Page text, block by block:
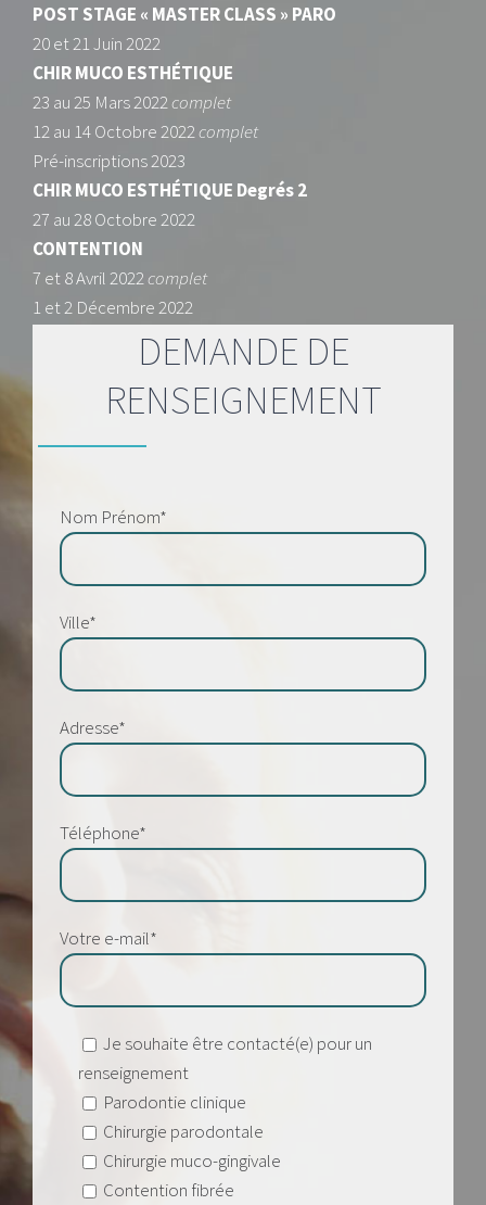
POST STAGE « MASTER CLASS » PARO
20 et 21 Juin 2022
CHIR MUCO ESTHÉTIQUE
23 au 25 Mars 2022complet
12 au 14 Octobre 2022complet
Pré-inscriptions 2023
CHIR MUCO ESTHÉTIQUE Degrés2
27 au 28 Octobre 2022
CONTENTION
7 et 8 Avril 2022complet
1 et 2 Décembre 2022
DEMANDE DE
RENSEIGNEMENT
Nom Prénom*
Ville*
Adresse*
Téléphone*
Votre e-mail*
Je souhaite être contacté(e) pour un
renseignement
Parodontie clinique
Chirurgie parodontale
Chirurgie muco-gingivale
Contention fibrée